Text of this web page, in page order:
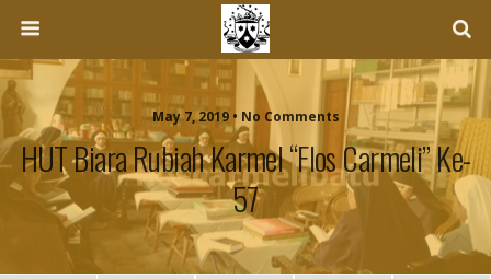
May 7, 2019 • No Comments
HUT Biara Rubiah Karmel “Flos Carmeli” Ke-
57